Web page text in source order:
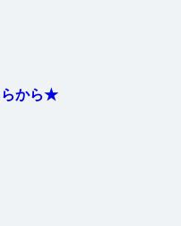
らから★